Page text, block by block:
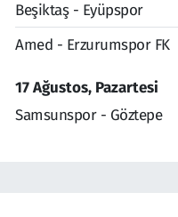
Beşiktaş - Eyüpspor
Amed - Erzurumspor FK
17 Ağustos, Pazartesi
Samsunspor - Göztepe